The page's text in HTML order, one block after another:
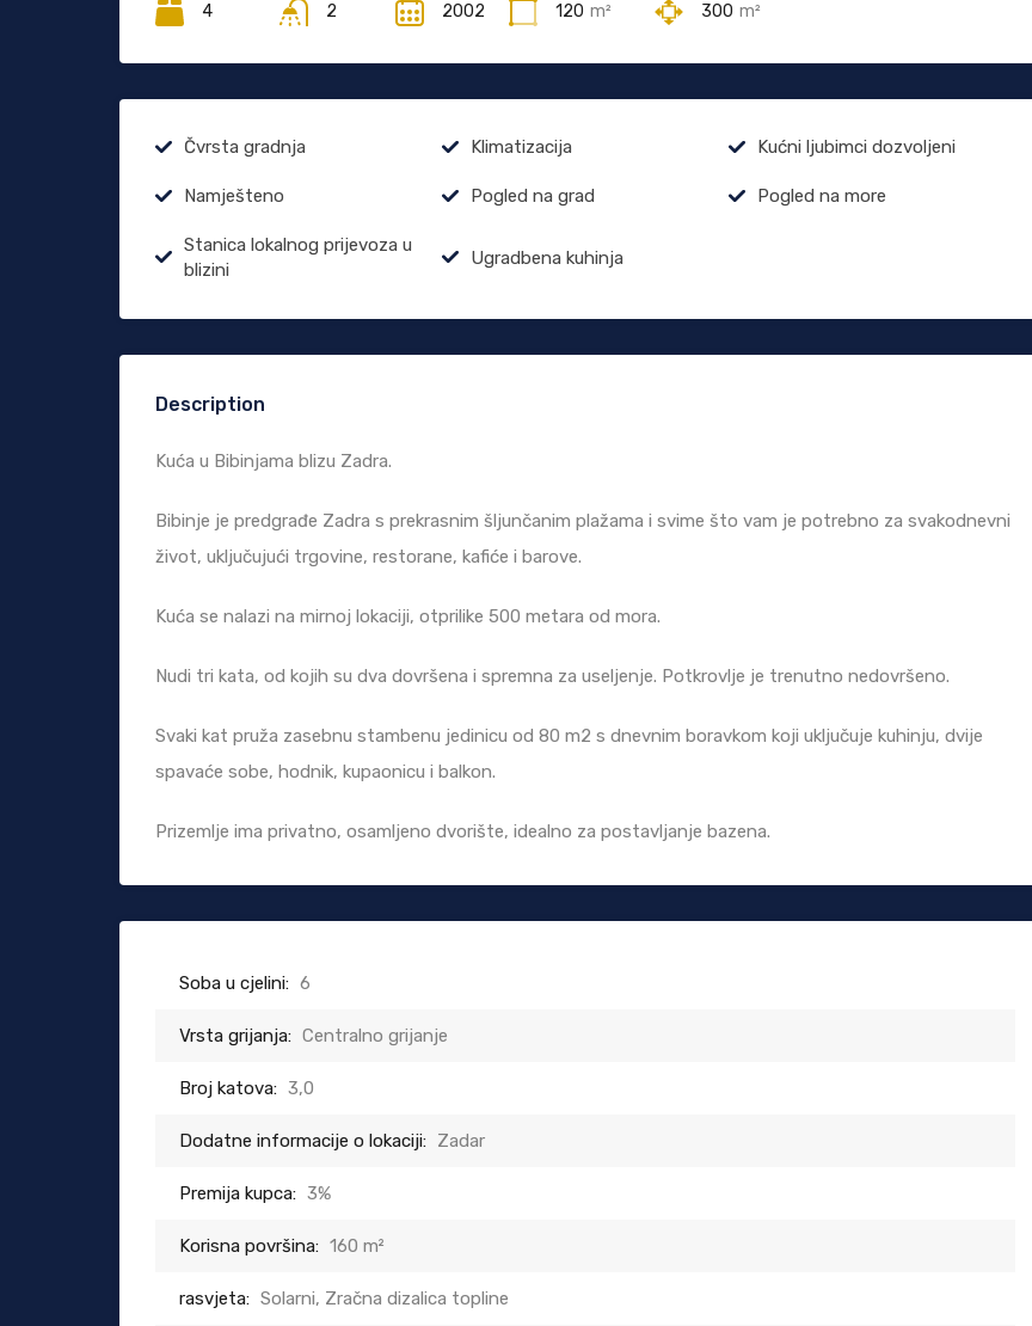
4 2 2002 120 m² 300 m²
Čvrsta gradnja Klimatizacija Kućni ljubimci dozvoljeni
Namješteno Pogled na grad Pogled na more
Stanica lokalnog prijevoza u
blizini
Ugradbena kuhinja
Description
Kuća u Bibinjama blizu Zadra.
Bibinje je predgrađe Zadra s prekrasnim šljunčanim plažama i svime što vam je potrebno za svakodnevni
život, uključujući trgovine, restorane, kafiće i barove.
Kuća se nalazi na mirnoj lokaciji, otprilike 500 metara od mora.
Nudi tri kata, od kojih su dva dovršena i spremna za useljenje. Potkrovlje je trenutno nedovršeno.
Svaki kat pruža zasebnu stambenu jedinicu od 80 m2 s dnevnim boravkom koji uključuje kuhinju, dvije
spavaće sobe, hodnik, kupaonicu i balkon.
Prizemlje ima privatno, osamljeno dvorište, idealno za postavljanje bazena.
Soba u cjelini: 6
Vrsta grijanja: Centralno grijanje
Broj katova: 3,0
Dodatne informacije o lokaciji: Zadar
Premija kupca: 3%
Korisna površina: 160 m²
rasvjeta: Solarni, Zračna dizalica topline